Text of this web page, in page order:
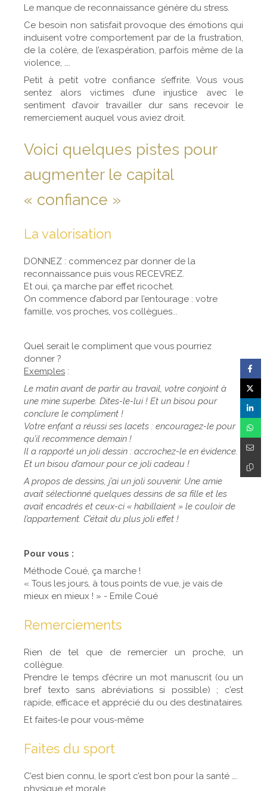
Le manque de reconnaissance génère du stress.
Ce besoin non satisfait provoque des émotions qui
induisent votre comportement par de la frustration,
de la colère, de l’exaspération, parfois même de la
violence, ….
Petit à petit votre confiance s’effrite. Vous vous
sentez alors victimes d’une injustice avec le
sentiment d’avoir travailler dur sans recevoir le
remerciement auquel vous aviez droit.
Voici quelques pistes pour
augmenter le capital
« confiance »
La valorisation
DONNEZ : commencez par donner de la
reconnaissance puis vous RECEVREZ.
Et oui, ça marche par effet ricochet.
On commence d’abord par l’entourage : votre
famille, vos proches, vos collègues...
Quel serait le compliment que vous pourriez
donner ?
Exemples :
Le matin avant de partir au travail, votre conjoint à
une mine superbe. Dites-le-lui ! Et un bisou pour
conclure le compliment !
Votre enfant a réussi ses lacets : encouragez-le pour
qu’il recommence demain !
Il a rapporté un joli dessin : accrochez-le en évidence.
Et un bisou d’amour pour ce joli cadeau !
A propos de dessins, j’ai un joli souvenir. Une amie
avait sélectionné quelques dessins de sa fille et les
avait encadrés et ceux-ci « habillaient » le couloir de
l’appartement. C’était du plus joli effet !
Pour vous :
Méthode Coué, ça marche !
« Tous les jours, à tous points de vue, je vais de
mieux en mieux ! » - Emile Coué
Remerciements
Rien de tel que de remercier un proche, un
collègue.
Prendre le temps d’écrire un mot manuscrit (ou un
bref texto sans abréviations si possible) ; c’est
rapide, efficace et apprécié du ou des destinataires.
Et faites-le pour vous-même
Faites du sport
C’est bien connu, le sport c’est bon pour la santé ….
physique et morale